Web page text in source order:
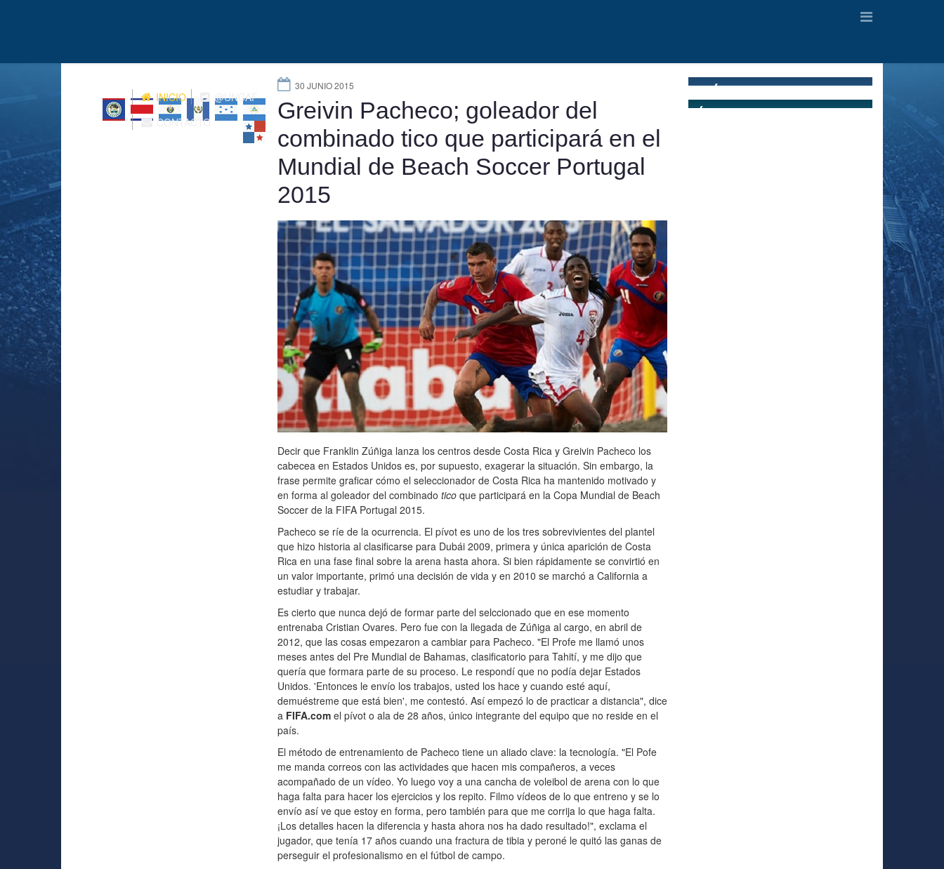
INICIO
@UNCAF
CONTACTO
30 JUNIO 2015
Greivin Pacheco; goleador del
combinado tico que participará en el
Mundial de Beach Soccer Portugal
2015
Decir que Franklin Zúñiga lanza los centros desde Costa Rica y Greivin Pacheco los
cabecea en Estados Unidos es, por supuesto, exagerar la situación. Sin embargo, la
frase permite graficar cómo el seleccionador de Costa Rica ha mantenido motivado y
en forma al goleador del combinado ticoque participará en la Copa Mundial de Beach
Soccer de la FIFA Portugal 2015.
Pacheco se ríe de la ocurrencia. El pívot es uno de los tres sobrevivientes del plantel
que hizo historia al clasificarse para Dubái 2009, primera y única aparición de Costa
Rica en una fase final sobre la arena hasta ahora. Si bien rápidamente se convirtió en
un valor importante, primó una decisión de vida y en 2010 se marchó a California a
estudiar y trabajar.
Es cierto que nunca dejó de formar parte del selccionado que en ese momento
entrenaba Cristian Ovares. Pero fue con la llegada de Zúñiga al cargo, en abril de
2012, que las cosas empezaron a cambiar para Pacheco. "El Profe me llamó unos
meses antes del Pre Mundial de Bahamas, clasificatorio para Tahití, y me dijo que
quería que formara parte de su proceso. Le respondí que no podía dejar Estados
Unidos. 'Entonces le envío los trabajos, usted los hace y cuando esté aquí,
demuéstreme que está bien', me contestó. Así empezó lo de practicar a distancia", dice
a FIFA.comel pívot o ala de 28 años, único integrante del equipo que no reside en el
país.
El método de entrenamiento de Pacheco tiene un aliado clave: la tecnología. "El Pofe
me manda correos con las actividades que hacen mis compañeros, a veces
acompañado de un vídeo. Yo luego voy a una cancha de voleibol de arena con lo que
haga falta para hacer los ejercicios y los repito. Filmo vídeos de lo que entreno y se lo
envío así ve que estoy en forma, pero también para que me corrija lo que haga falta.
¡Los detalles hacen la diferencia y hasta ahora nos ha dado resultado!", exclama el
jugador, que tenía 17 años cuando una fractura de tibia y peroné le quitó las ganas de
perseguir el profesionalismo en el fútbol de campo.